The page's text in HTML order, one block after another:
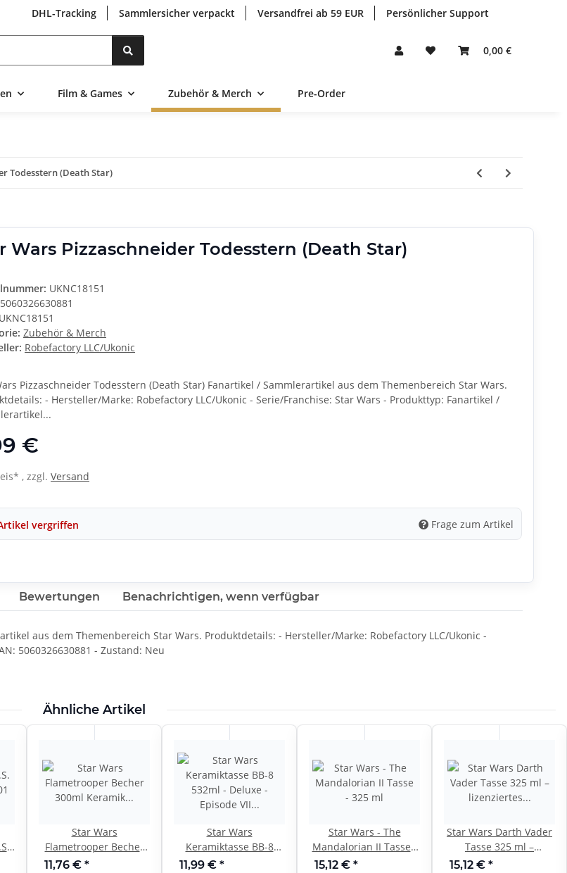
DHL-Tracking Sammlersicher verpackt Versandfrei ab 59 EUR Persönlicher Support
Suchen 0,00 €
Film & Games Zubehör & Merch Pre-Order
Todesstern (Death Star)
Wars Pizzaschneider Todesstern (Death Star)
UKNC18151
5060326630881
UKNC18151
Zubehör & Merch
Robefactory LLC/Ukonic
Pizzaschneider Todesstern (Death Star) Fanartikel / Sammlerartikel aus dem Themenbereich Star Wars.
- Hersteller/Marke: Robefactory LLC/Ukonic - Serie/Franchise: Star Wars - Produkttyp: Fanartikel /
€
, zzgl. Versand
vergriffen Frage zum Artikel
Bewertungen Benachrichtigen, wenn verfügbar
aus dem Themenbereich Star Wars. Produktdetails: - Hersteller/Marke: Robefactory LLC/Ukonic -
5060326630881 - Zustand: Neu
Ähnliche Artikel
Star Wars
Flametrooper Becher
300ml Keramik
11,76 € *
Star Wars
Keramiktasse BB-8
532ml - Deluxe -
11,99 € *
Star Wars - The
Mandalorian II Tasse -
325 ml
15,12 € *
Star Wars Darth Vader
Tasse 325 ml –
lizenziertes Dolomit-
15,12 € *